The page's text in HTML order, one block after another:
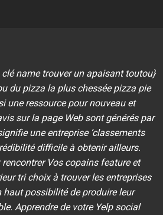
clé name trouver un apaisant toutou}
du pizza la plus chessée pizza pie
une ressource pour nouveau et
sur la page Web sont générés par
une entreprise ‘classements
difficile à obtenir ailleurs.
Vos copains feature et
tri choix à trouver les entreprises
haut possibilité de produire leur
Apprendre de votre Yelp social